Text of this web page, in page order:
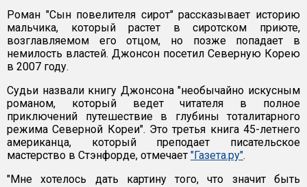
Роман "Сын повелителя сирот" рассказывает историю
мальчика, который растет в сиротском приюте,
возглавляемом его отцом, но позже попадает в
немилость властей. Джонсон посетил Северную Корею
в 2007 году.
Судьи назвали книгу Джонсона "необычайно искусным
романом, который ведет читателя в полное
приключений путешествие в глубины тоталитарного
режима Северной Кореи". Это третья книга 45-летнего
американца, который преподает писательское
мастерство в Стэнфорде, отмечает "Газета.ру".
"Мне хотелось дать картину того, что значит быть